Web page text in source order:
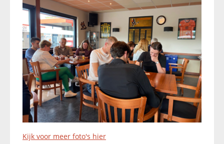
Kijk voor meer foto's hier